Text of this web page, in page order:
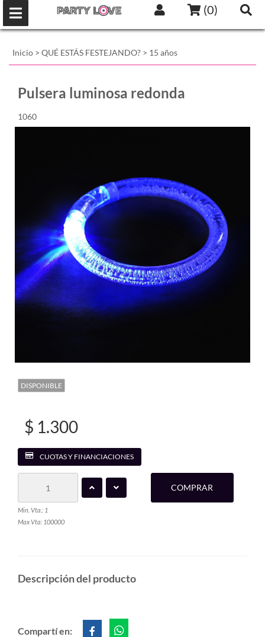
(0)
Inicio > QUÉ ESTÁS FESTEJANDO? > 15 años
Pulsera luminosa redonda
1060
DISPONIBLE
$ 1.300
CUOTAS Y FINANCIACIONES
Min. Vta.: 1
Max Vta: 100000
COMPRAR
Descripción del producto
Compartí en: